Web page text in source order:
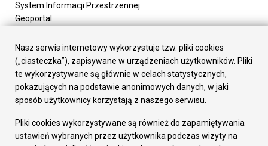
System Informacji Przestrzennej
Geoportal
Załatw sprawę
Prezydent Miasta
Rada Miasta
Wydziały
Elektroniczna Skrzynka Podawcza
Gospodarka
Fundusze europejskie
Nasz serwis internetowy wykorzystuje tzw. pliki cookies
(„ciasteczka”), zapisywane w urządzeniach użytkowników. Pliki
te wykorzystywane są głównie w celach statystycznych,
pokazujących na podstawie anonimowych danych, w jaki
sposób użytkownicy korzystają z naszego serwisu.
Pliki cookies wykorzystywane są również do zapamiętywania
ustawień wybranych przez użytkownika podczas wizyty na